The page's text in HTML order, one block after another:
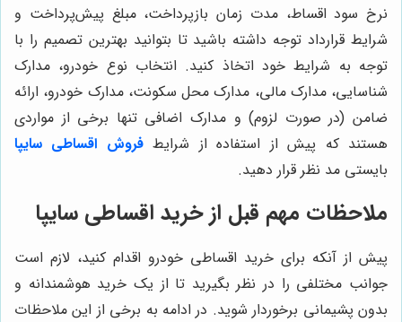
نرخ سود اقساط، مدت زمان بازپرداخت، مبلغ پیش‌پرداخت و
شرایط قرارداد توجه داشته باشید تا بتوانید بهترین تصمیم را با
توجه به شرایط خود اتخاذ کنید. انتخاب نوع خودرو، مدارک
شناسایی، مدارک مالی، مدارک محل سکونت، مدارک خودرو، ارائه
ضامن (در صورت لزوم) و مدارک اضافی تنها برخی از مواردی
هستند که پیش از استفاده از شرایطفروش اقساطی سایپا
بایستی مد نظر قرار دهید.
ملاحظات مهم قبل از خرید اقساطی سایپا
پیش از آنکه برای خرید اقساطی خودرو اقدام کنید، لازم است
جوانب مختلفی را در نظر بگیرید تا از یک خرید هوشمندانه و
بدون پشیمانی برخوردار شوید. در ادامه به برخی از این ملاحظات